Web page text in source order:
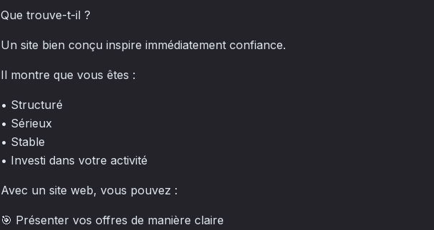
Que trouve-t-il ?
Un site bien conçu inspire immédiatement confiance.
Il montre que vous êtes :
• Structuré
• Sérieux
• Stable
• Investi dans votre activité
Avec un site web, vous pouvez :
🎯 Présenter vos offres de manière claire